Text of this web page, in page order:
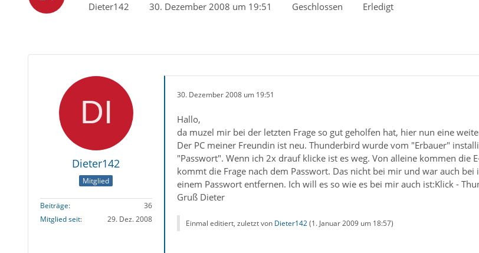
Dieter142 30. Dezember 2008 um 19:51 Geschlossen Erledigt
Dieter142
Mitglied
Beiträge
36
Mitglied seit
29. Dez. 2008
30. Dezember 2008 um 19:51
Hallo,
da muzel mir bei der letzten Frage so gut geholfen hat, hier nun eine
Der PC meiner Freundin ist neu. Thunderbird wurde vom "Erbauer"
"Passwort". Wenn ich 2x drauf klicke ist es weg. Von alleine kommen
kommt die Frage nach dem Passwort. Das nicht bei mir und war auch
einem Passwort entfernen. Ich will es so wie es bei mir auch ist:Klick -
Gruß Dieter
Einmal editiert, zuletzt von Dieter142(1. Januar 2009 um 18:57)